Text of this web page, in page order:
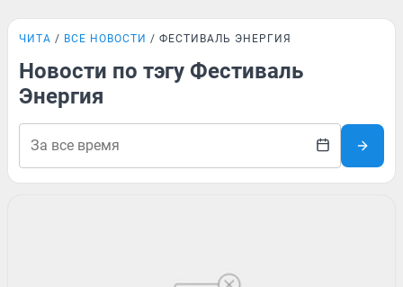
ЧИТА ВСЕ НОВОСТИ ФЕСТИВАЛЬ ЭНЕРГИЯ
Новости по тэгу Фестиваль
Энергия